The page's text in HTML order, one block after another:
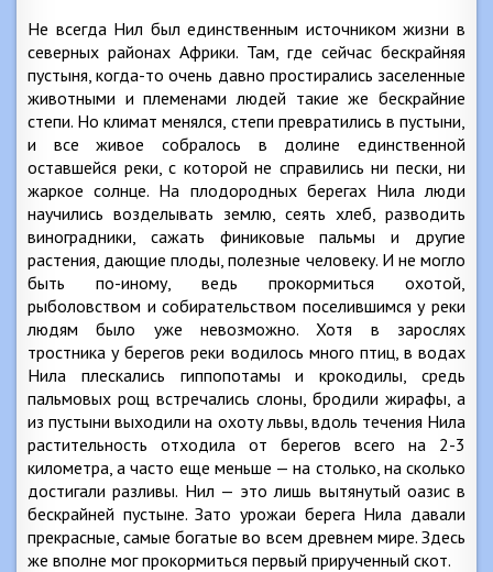
Не всегда Нил был единственным источником жизни в
северных районах Африки. Там, где сейчас бескрайняя
пустыня, когда-то очень давно простирались заселенные
животными и племенами людей такие же бескрайние
степи. Но климат менялся, степи превратились в пустыни,
и все живое собралось в долине единственной
оставшейся реки, с которой не справились ни пески, ни
жаркое солнце. На плодородных берегах Нила люди
научились возделывать землю, сеять хлеб, разводить
виноградники, сажать финиковые пальмы и другие
растения, дающие плоды, полезные человеку. И не могло
быть по-иному, ведь прокормиться охотой,
рыболовством и собирательством поселившимся у реки
людям было уже невозможно. Хотя в зарослях
тростника у берегов реки водилось много птиц, в водах
Нила плескались гиппопотамы и крокодилы, средь
пальмовых рощ встречались слоны, бродили жирафы, а
из пустыни выходили на охоту львы, вдоль течения Нила
растительность отходила от берегов всего на 2-3
километра, а часто еще меньше — на столько, на сколько
достигали разливы. Нил — это лишь вытянутый оазис в
бескрайней пустыне. Зато урожаи берега Нила давали
прекрасные, самые богатые во всем древнем мире. Здесь
же вполне мог прокормиться первый прирученный скот.